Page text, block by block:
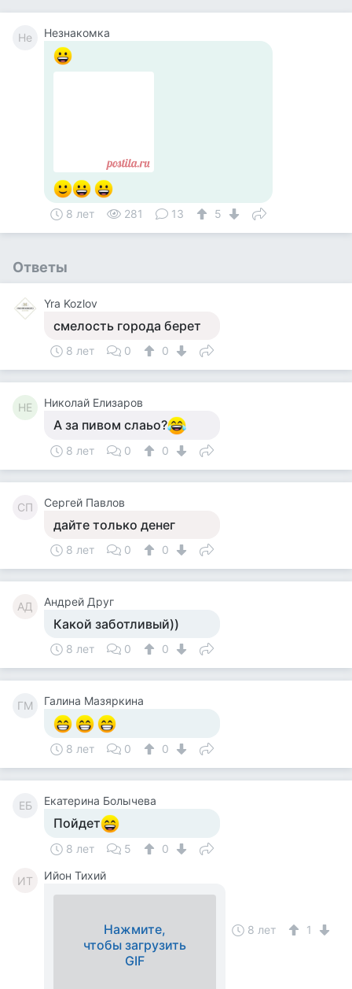
Не Незнакомка
8 лет 281 13 5
Ответы
Yra Kozlov
смелость города берет
8 лет 0 0
НЕ Николай Елизаров
А за пивом слаьо?
8 лет 0 0
СП Сергей Павлов
дайте только денег
8 лет 0 0
АД Андрей Друг
Какой заботливый))
8 лет 0 0
ГМ Галина Мазяркина
8 лет 0 0
ЕБ Екатерина Болычева
Пойдет
8 лет 5 0
ИТ Ийон Тихий
Нажмите,
чтобы загрузить
GIF
8 лет 1